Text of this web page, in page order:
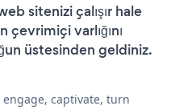
sitenizi çalışır hale
varlığını
üstesinden geldiniz.
captivate, turn